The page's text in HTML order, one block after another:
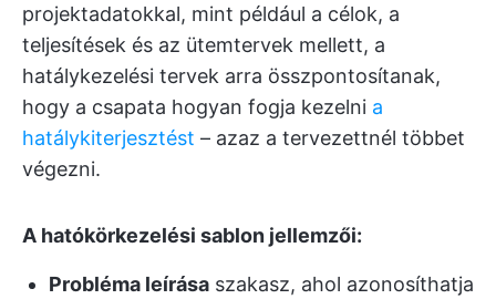
projektadatokkal, mint például a célok, a
teljesítések és az ütemtervek mellett, a
hatálykezelési tervek arra összpontosítanak,
hogy a csapata hogyan fogja kezelni a
hatálykiterjesztést – azaz a tervezettnél többet
végezni.
A hatókörkezelési sablon jellemzői:
Probléma leírása szakasz, ahol azonosíthatja